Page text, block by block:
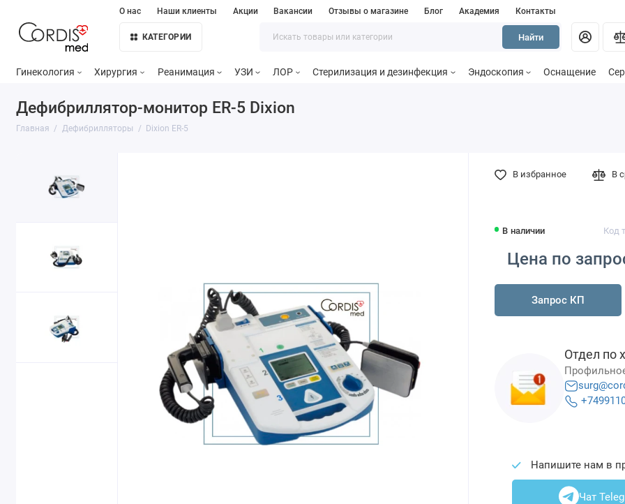
О нас Наши клиенты Акции Вакансии Отзывы о магазине Блог Академия Контакты
КАТЕГОРИИ Найти
Гинекология Хирургия Реанимация УЗИ ЛОР Стерилизация и дезинфекция Эндоскопия Оснащение
Дефибриллятор-монитор ER-5 Dixion
Главная Дефибрилляторы Dixion ER-5
В наличии Код
Цена по
Запрос КП
В избранное В
Отдел по
Напишите нам в
Чат